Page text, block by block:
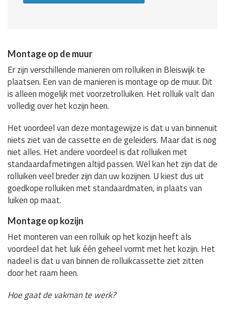
Montage op de muur
Er zijn verschillende manieren om rolluiken in Bleiswijk te
plaatsen. Een van de manieren is montage op de muur. Dit
is alleen mogelijk met voorzetrolluiken. Het rolluik valt dan
volledig over het kozijn heen.
Het voordeel van deze montagewijze is dat u van binnenuit
niets ziet van de cassette en de geleiders. Maar dat is nog
niet alles. Het andere voordeel is dat rolluiken met
standaardafmetingen altijd passen. Wel kan het zijn dat de
rolluiken veel breder zijn dan uw kozijnen. U kiest dus uit
goedkope rolluiken met standaardmaten, in plaats van
luiken op maat.
Montage op kozijn
Het monteren van een rolluik op het kozijn heeft als
voordeel dat het luik één geheel vormt met het kozijn. Het
nadeel is dat u van binnen de rolluikcassette ziet zitten
door het raam heen.
Hoe gaat de vakman te werk?